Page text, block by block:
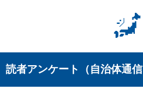
読者アンケート（自治体通信